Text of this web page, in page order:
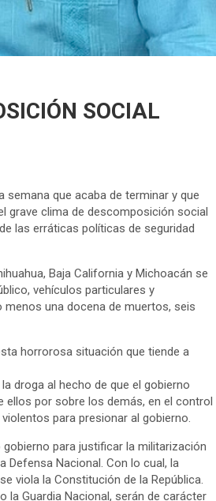
SOCIAL
que acaba de terminar y que
grave clima de descomposición social
las erráticas políticas de seguridad
Baja California y Michoacán se
vehículos particulares y
una docena de muertos, seis
horrorosa situación que tiende a
droga al hecho de que el gobierno
ellos por sobre los demás, en el control
para presionar al gobierno.
para justificar la militarización
Defensa Nacional. Con lo cual, la
viola la Constitución de la República.
la Guardia Nacional, serán de carácter